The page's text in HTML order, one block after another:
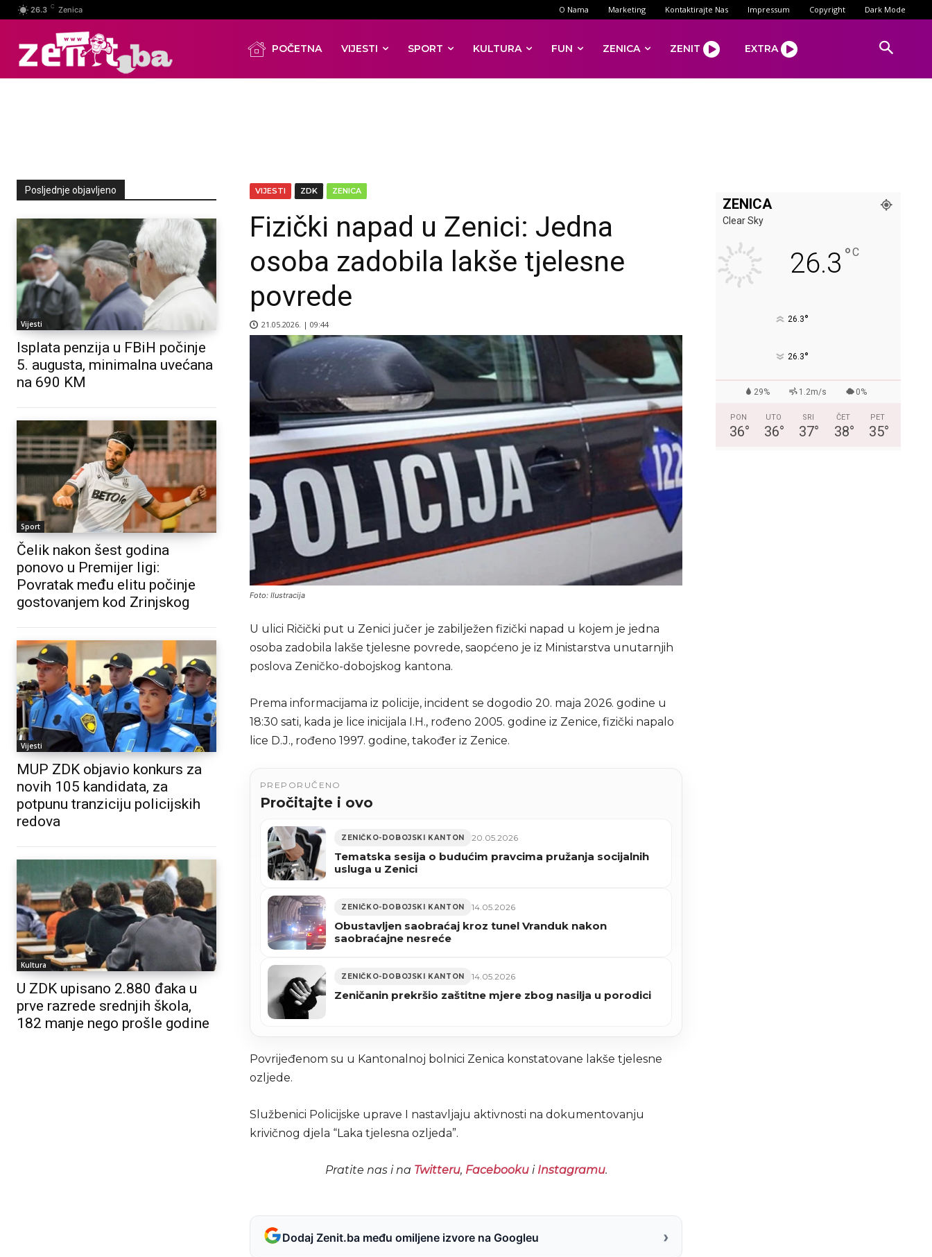
26.3 C Zenica O Nama Marketing Kontaktirajte Nas Impressum Copyright Dark Mode
POČETNA VIJESTI SPORT KULTURA FUN ZENICA ZENIT EXTRA
Posljednje objavljeno
Vijesti
Isplata penzija u FBiH počinje
5. augusta, minimalna uvećana
na 690 KM
Sport
Čelik nakon šest godina
ponovo u Premijer ligi:
Povratak među elitu počinje
gostovanjem kod Zrinjskog
Vijesti
MUP ZDK objavio konkurs za
novih 105 kandidata, za
potpunu tranziciju policijskih
redova
Kultura
U ZDK upisano 2.880 đaka u
prve razrede srednjih škola,
182 manje nego prošle godine
VIJESTI ZDK ZENICA
Fizički napad u Zenici: Jedna
osoba zadobila lakše tjelesne
povrede
21.05.2026. | 09:44
Foto: Ilustracija
U ulici Ričički put u Zenici jučer je zabilježen fizički napad u kojem je jedna
osoba zadobila lakše tjelesne povrede, saopćeno je iz Ministarstva unutarnjih
poslova Zeničko-dobojskog kantona.
Prema informacijama iz policije, incident se dogodio 20. maja 2026. godine u
18:30 sati, kada je lice inicijala I.H., rođeno 2005. godine iz Zenice, fizički napalo
lice D.J., rođeno 1997. godine, također iz Zenice.
PREPORUČENO
Pročitajte i ovo
ZENIČKO-DOBOJSKI KANTON 20.05.2026
Tematska sesija o budućim pravcima pružanja socijalnih
usluga u Zenici
ZENIČKO-DOBOJSKI KANTON 14.05.2026
Obustavljen saobraćaj kroz tunel Vranduk nakon
saobraćajne nesreće
ZENIČKO-DOBOJSKI KANTON 14.05.2026
Zeničanin prekršio zaštitne mjere zbog nasilja u porodici
Povrijeđenom su u Kantonalnoj bolnici Zenica konstatovane lakše tjelesne
ozljede.
Službenici Policijske uprave I nastavljaju aktivnosti na dokumentovanju
krivičnog djela “Laka tjelesna ozljeda”.
Pratite nas i na Twitteru, Facebookui Instagramu.
Dodaj Zenit.ba među omiljene izvore na Googleu ›
ZENICA
Clear Sky
26.3 °C
26.3°
26.3°
29% 1.2m/s 0%
PON
36°
UTO
36°
SRI
37°
ČET
38°
PET
35°